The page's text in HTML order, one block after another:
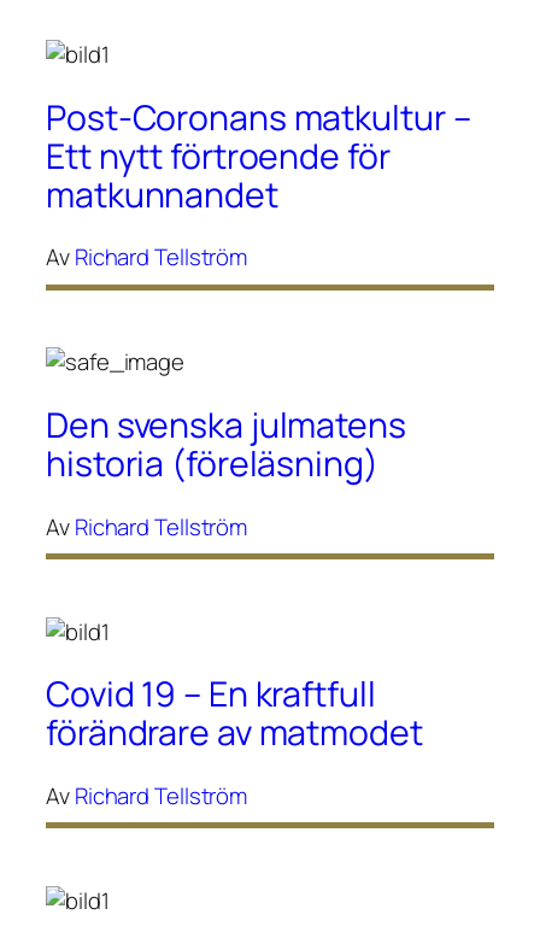
Post-Coronans matkultur –
Ett nytt förtroende för
matkunnandet
AvRichard Tellström
Den svenska julmatens
historia (föreläsning)
AvRichard Tellström
Covid 19 – En kraftfull
förändrare av matmodet
AvRichard Tellström